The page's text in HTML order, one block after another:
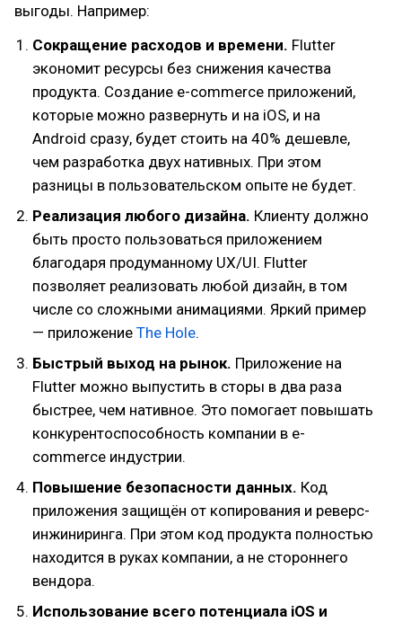
выгоды. Например:
Сокращение расходов и времени. Flutter
экономит ресурсы без снижения качества
продукта. Создание e-commerce приложений,
которые можно развернуть и на iOS, и на
Android сразу, будет стоить на 40% дешевле,
чем разработка двух нативных. При этом
разницы в пользовательском опыте не будет.
Реализация любого дизайна. Клиенту должно
быть просто пользоваться приложением
благодаря продуманному UX/UI. Flutter
позволяет реализовать любой дизайн, в том
числе со сложными анимациями. Яркий пример
— приложение The Hole.
Быстрый выход на рынок. Приложение на
Flutter можно выпустить в сторы в два раза
быстрее, чем нативное. Это помогает повышать
конкурентоспособность компании в e-
commerce индустрии.
Повышение безопасности данных. Код
приложения защищён от копирования и реверс-
инжиниринга. При этом код продукта полностью
находится в руках компании, а не стороннего
вендора.
Использование всего потенциала iOS и